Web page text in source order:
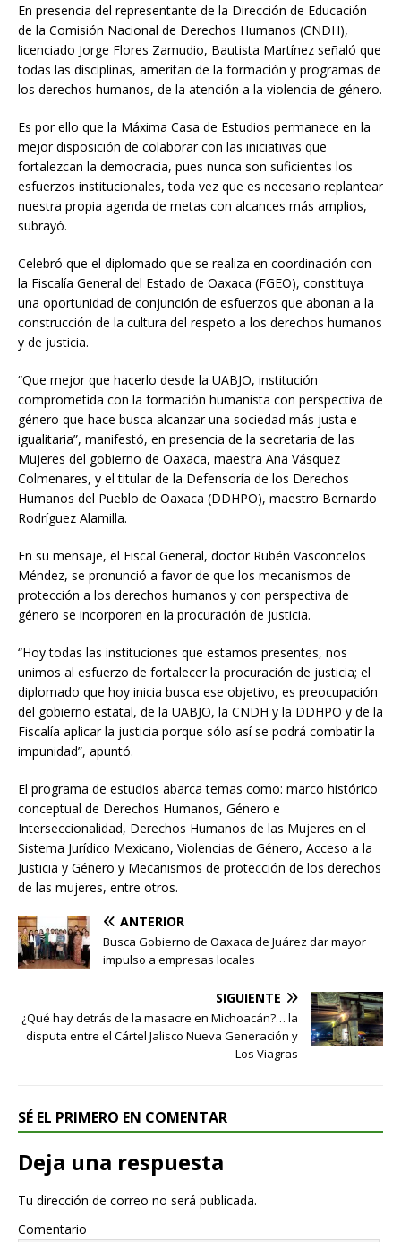
En presencia del representante de la Dirección de Educación
de la Comisión Nacional de Derechos Humanos (CNDH),
licenciado Jorge Flores Zamudio, Bautista Martínez señaló que
todas las disciplinas, ameritan de la formación y programas de
los derechos humanos, de la atención a la violencia de género.
Es por ello que la Máxima Casa de Estudios permanece en la
mejor disposición de colaborar con las iniciativas que
fortalezcan la democracia, pues nunca son suficientes los
esfuerzos institucionales, toda vez que es necesario replantear
nuestra propia agenda de metas con alcances más amplios,
subrayó.
Celebró que el diplomado que se realiza en coordinación con
la Fiscalía General del Estado de Oaxaca (FGEO), constituya
una oportunidad de conjunción de esfuerzos que abonan a la
construcción de la cultura del respeto a los derechos humanos
y de justicia.
“Que mejor que hacerlo desde la UABJO, institución
comprometida con la formación humanista con perspectiva de
género que hace busca alcanzar una sociedad más justa e
igualitaria”, manifestó, en presencia de la secretaria de las
Mujeres del gobierno de Oaxaca, maestra Ana Vásquez
Colmenares, y el titular de la Defensoría de los Derechos
Humanos del Pueblo de Oaxaca (DDHPO), maestro Bernardo
Rodríguez Alamilla.
En su mensaje, el Fiscal General, doctor Rubén Vasconcelos
Méndez, se pronunció a favor de que los mecanismos de
protección a los derechos humanos y con perspectiva de
género se incorporen en la procuración de justicia.
“Hoy todas las instituciones que estamos presentes, nos
unimos al esfuerzo de fortalecer la procuración de justicia; el
diplomado que hoy inicia busca ese objetivo, es preocupación
del gobierno estatal, de la UABJO, la CNDH y la DDHPO y de la
Fiscalía aplicar la justicia porque sólo así se podrá combatir la
impunidad”, apuntó.
El programa de estudios abarca temas como: marco histórico
conceptual de Derechos Humanos, Género e
Interseccionalidad, Derechos Humanos de las Mujeres en el
Sistema Jurídico Mexicano, Violencias de Género, Acceso a la
Justicia y Género y Mecanismos de protección de los derechos
de las mujeres, entre otros.
ANTERIOR
Busca Gobierno de Oaxaca de Juárez dar mayor
impulso a empresas locales
SIGUIENTE
¿Qué hay detrás de la masacre en Michoacán?… la
disputa entre el Cártel Jalisco Nueva Generación y
Los Viagras
SÉ EL PRIMERO EN COMENTAR
Deja una respuesta
Tu dirección de correo no será publicada.
Comentario